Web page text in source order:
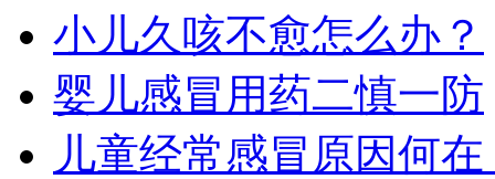
小儿久咳不愈怎么办？
婴儿感冒用药二慎一防
儿童经常感冒原因何